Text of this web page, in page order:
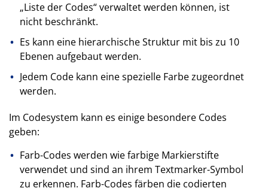
„Liste der Codes“ verwaltet werden können, ist
nicht beschränkt.
Es kann eine hierarchische Struktur mit bis zu 10
Ebenen aufgebaut werden.
Jedem Code kann eine spezielle Farbe zugeordnet
werden.
Im Codesystem kann es einige besondere Codes
geben:
Farb-Codes werden wie farbige Markierstifte
verwendet und sind an ihrem Textmarker-Symbol
zu erkennen. Farb-Codes färben die codierten